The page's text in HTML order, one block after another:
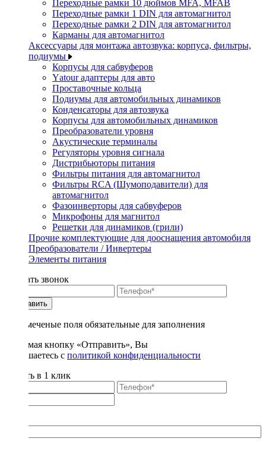
Переходные рамки 10 дюймов MFA, MFAB
Переходные рамки 1 DIN для автомагнитол
Переходные рамки 2 DIN для автомагнитол
Карманы для автомагнитол
Аксессуары для монтажа автозвука: корпуса, фильтры,
подиумы
Корпусы для сабвуферов
Yаtour адаптеры для авто
Проставочные кольца
Подиумы для автомобильных динамиков
Конденсаторы для автозвука
Корпусы для автомобильных динамиков
Преобразователи уровня
Акустические терминалы
Регуляторы уровня сигнала
Дистрибьюторы питания
Фильтры питания для автомагнитол
Фильтры RCA (Шумоподавители) для
автомагнитол
Фазоинверторы для сабвуферов
Микрофоны для магнитол
Решетки для динамиков (грили)
Прочие комплектующие для дооснащения автомобиля
Преобразователи / Инвертеры
Элементы питания
Заказать звонок
Отправить
* - отмеченые поля обязательные для заполнения
Нажимая кнопку «Отправить», Вы
соглашаетесь с политикой конфиденциальности
Купить в 1 клик